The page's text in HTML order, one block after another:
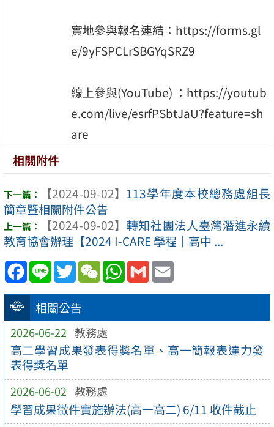
相關公告
2026-06-22 教務處
高二學習成果發表得獎名單、高一簡報表達力發
表得獎名單
2026-06-02 教務處
學習成果徵件實施辦法(高一高二) 6/11 收件截止
實地參與報名連結：https://forms.gl
e/9yFSPCLrSBGYqSRZ9
線上參與(YouTube) ：https://youtub
e.com/live/esrfPSbtJaU?feature=sh
are
相關附件
【2024-09-02】 113學年度本校總務處組長
簡章暨相關附件公告
【2024-09-02】 轉知社團法人臺灣潛進永續
教育協會辦理【2024 I-CARE 學程｜高中 ...
Facebook
Line TwitterWeChatWhatsApp
Gmail